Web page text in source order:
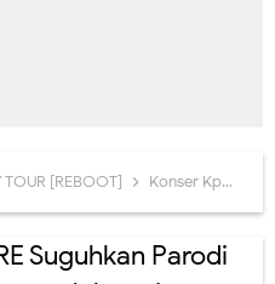
TOUR [REBOOT] Konser Kpop
Suguhkan Parodi